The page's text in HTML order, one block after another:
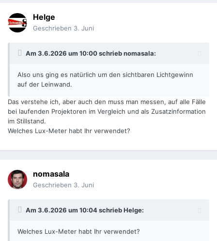
Helge
Geschrieben 3. Juni
Am 3.6.2026 um 10:00 schriebnomasala:
Also uns ging es natürlich um den sichtbaren Lichtgewinn
auf der Leinwand.
Das verstehe ich, aber auch den muss man messen, auf alle Fälle
bei laufenden Projektoren im Vergleich und als Zusatzinformation
im Stillstand.
Welches Lux-Meter habt Ihr verwendet?
nomasala
Geschrieben 3. Juni
Am 3.6.2026 um 10:04 schriebHelge:
Welches Lux-Meter habt Ihr verwendet?